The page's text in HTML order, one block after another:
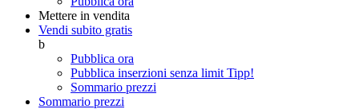
Mettere in vendita
Vendi subito gratis
b
Pubblica ora
Pubblica inserzioni senza limit Tipp!
Sommario prezzi
Sommario prezzi